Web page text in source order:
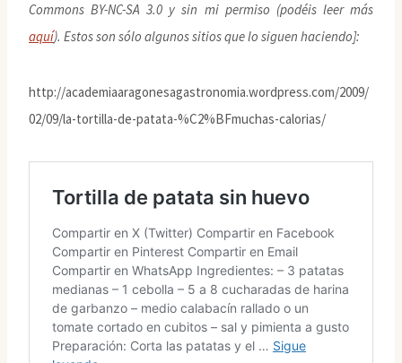
Commons BY-NC-SA 3.0 y sin mi permiso (podéis leer más
aquí). Estos son sólo algunos sitios que lo siguen haciendo]:
http://academiaaragonesagastronomia.wordpress.com/2009/
02/09/la-tortilla-de-patata-%C2%BFmuchas-calorias/